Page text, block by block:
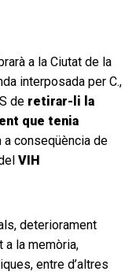
a la Ciutat de la
interposada per C.,
de retirar-li la
que tenia
a conseqüència de
VIH
deteriorament
la memòria,
entre d’altres